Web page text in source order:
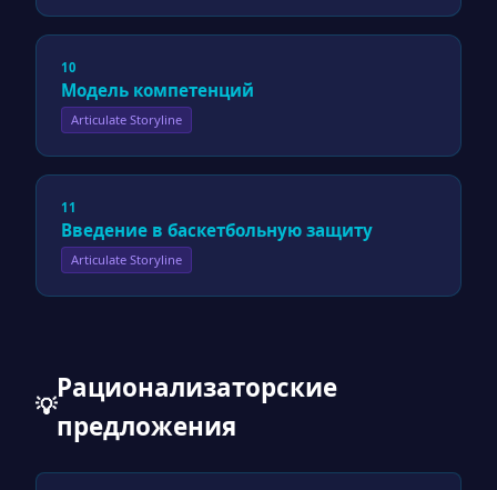
10
Модель компетенций
Articulate Storyline
11
Введение в баскетбольную защиту
Articulate Storyline
💡
Рационализаторские
предложения